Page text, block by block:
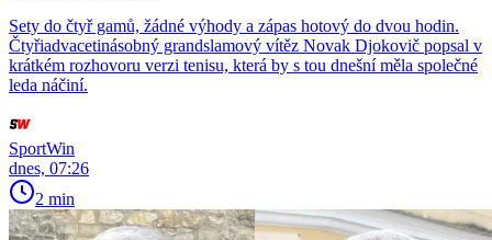
Sety do čtyř gamů, žádné výhody a zápas hotový do dvou hodin.
Čtyřiadvacetinásobný grandslamový vítěz Novak Djokovič popsal v
krátkém rozhovoru verzi tenisu, která by s tou dnešní měla společné
leda náčiní.
SportWin
dnes, 07:26
2 min